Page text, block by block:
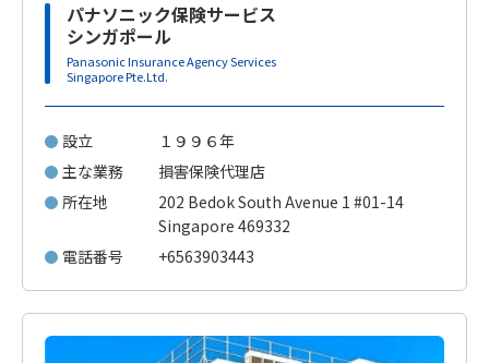
パナソニック保険サービス
シンガポール
Panasonic Insurance Agency Services
Singapore Pte.Ltd.
設立
１９９６年
主な業務
損害保険代理店
所在地
202 Bedok South Avenue 1 #01-14
Singapore 469332
電話番号
+6563903443